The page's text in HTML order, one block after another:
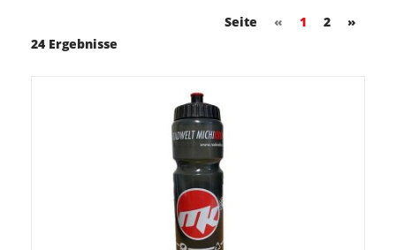
Seite « 1 2
»
24 Ergebnisse